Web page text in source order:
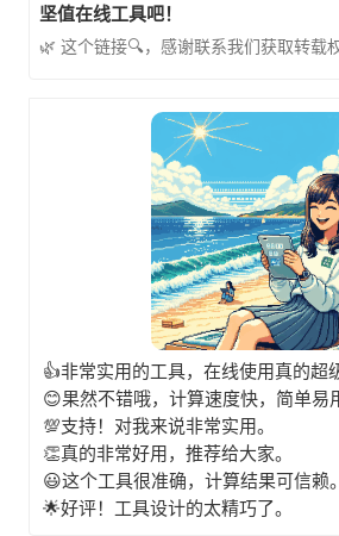
坚值在线工具吧！
🌿 这个链接🔍，感谢联系我们获取转载
👍非常实用的工具，在线使用真的超
😊果然不错哦，计算速度快，简单易
💯支持！对我来说非常实用。
👏真的非常好用，推荐给大家。
😃这个工具很准确，计算结果可信赖。
🌟好评！工具设计的太精巧了。